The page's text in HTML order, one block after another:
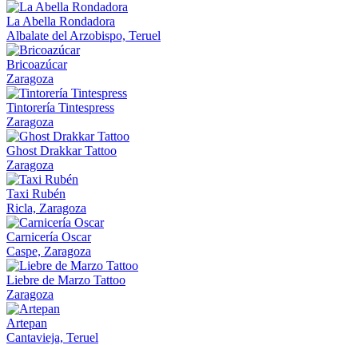
La Abella Rondadora
Albalate del Arzobispo, Teruel
Bricoazúcar
Zaragoza
Tintorería Tintespress
Zaragoza
Ghost Drakkar Tattoo
Zaragoza
Taxi Rubén
Ricla, Zaragoza
Carnicería Oscar
Caspe, Zaragoza
Liebre de Marzo Tattoo
Zaragoza
Artepan
Cantavieja, Teruel